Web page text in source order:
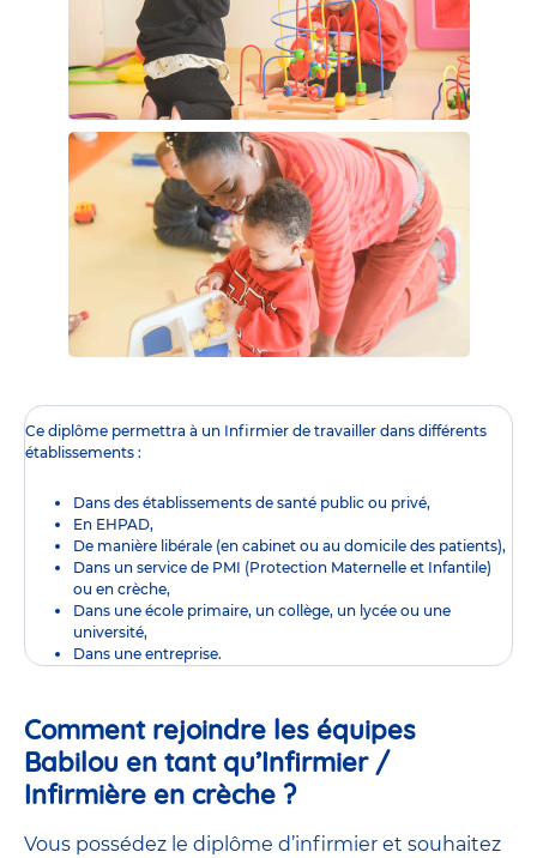
Ce diplôme permettra à un Infirmier de travailler dans différents
établissements :
Dans des établissements de santé public ou privé,
En EHPAD,
De manière libérale (en cabinet ou au domicile des patients),
Dans un service de PMI (Protection Maternelle et Infantile)
ou en crèche,
Dans une école primaire, un collège, un lycée ou une
université,
Dans une entreprise.
Comment rejoindre les équipes
Babilou en tant qu’Infirmier /
Infirmière en crèche ?
Vous possédez le diplôme d’infirmier et souhaitez